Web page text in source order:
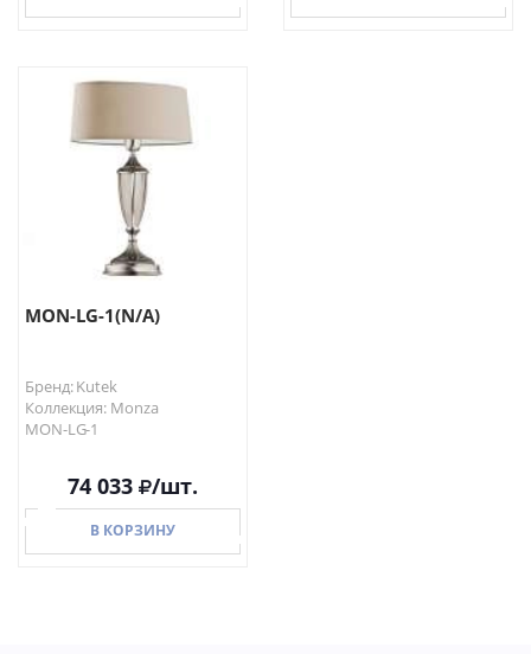
MON-LG-1(N/A)
Бренд: Kutek
Коллекция: Monza
MON-LG-1
74 033 /шт.
В КОРЗИНУ